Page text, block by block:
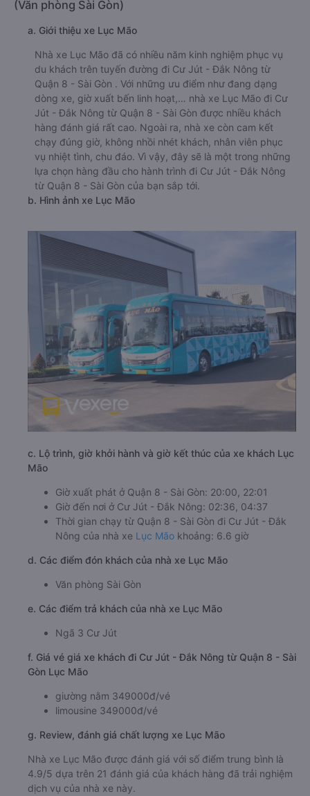
(Văn phòng Sài Gòn)
a. Giới thiệu xe Lục Mão
Nhà xe Lục Mão đã có nhiều năm kinh nghiệm phục vụ
du khách trên tuyến đường đi Cư Jút - Đắk Nông từ
Quận 8 - Sài Gòn . Với những ưu điểm như đang dạng
dòng xe, giờ xuất bến linh hoạt,… nhà xe Lục Mão đi Cư
Jút - Đắk Nông từ Quận 8 - Sài Gòn được nhiều khách
hàng đánh giá rất cao. Ngoài ra, nhà xe còn cam kết
chạy đúng giờ, không nhồi nhét khách, nhân viên phục
vụ nhiệt tình, chu đáo. Vì vậy, đây sẽ là một trong những
lựa chọn hàng đầu cho hành trình đi Cư Jút - Đắk Nông
từ Quận 8 - Sài Gòn của bạn sắp tới.
b. Hình ảnh xe Lục Mão
c. Lộ trình, giờ khởi hành và giờ kết thúc của xe khách Lục
Mão
Giờ xuất phát ở Quận 8 - Sài Gòn: 20:00, 22:01
Giờ đến nơi ở Cư Jút - Đắk Nông: 02:36, 04:37
Thời gian chạy từ Quận 8 - Sài Gòn đi Cư Jút - Đắk
Nông của nhà xe Lục Mão khoảng: 6.6 giờ
d. Các điểm đón khách của nhà xe Lục Mão
Văn phòng Sài Gòn
e. Các điểm trả khách của nhà xe Lục Mão
Ngã 3 Cư Jút
f. Giá vé giá xe khách đi Cư Jút - Đắk Nông từ Quận 8 - Sài
Gòn Lục Mão
giường nằm 349000đ/vé
limousine 349000đ/vé
g. Review, đánh giá chất lượng xe Lục Mão
Nhà xe Lục Mão được đánh giá với số điểm trung bình là
4.9/5 dựa trên 21 đánh giá của khách hàng đã trải nghiệm
dịch vụ của nhà xe này.